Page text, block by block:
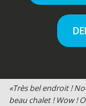
«Très bel endroit !
beau chalet ! Wow !